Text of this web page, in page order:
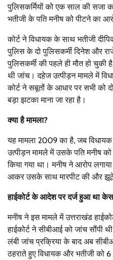
पुलिसकर्मियों को एक साल की सजा
भतीजी के पति मनीष को पीटने का
कोर्ट ने विधायक के साथ भतीजी
पुलिस के दो पुलिसकर्मी दिनेश और
पुलिसकर्मी की पहले ही मौत हो
थी जांच। दहेज उत्पीड़न मामले में
कोर्ट ने सबूतों के आधार पर सभी को
बड़ा झटका माना जा रहा है।
क्या है मामला?
यह मामला 2009 का है, जब
उत्पीड़न मामले में उसके पति मनीष को
किया गया था। मनीष ने आरोप
आकर उसके साथ मारपीट की और
हाईकोर्ट के आदेश पर दर्ज हुआ था केस
मनीष ने इस मामले में उत्तराखंड
हाईकोर्ट ने सीबीआई को जांच सौंपी
लंबी जांच प्रक्रिया के बाद अब
ठहराते हुए विधायक और भतीजी को 6